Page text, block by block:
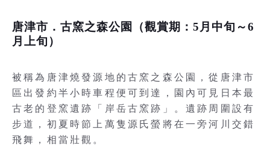
唐津市．古窯之森公園（觀賞期：5月中旬～6
月上旬）
被稱為唐津燒發源地的古窯之森公園，從唐津市
區出發約半小時車程便可到達，園內可見日本最
古老的登窯遺跡「岸岳古窯跡」。遺跡周圍設有
步道，初夏時節上萬隻源氏螢將在一旁河川交錯
飛舞，相當壯觀。